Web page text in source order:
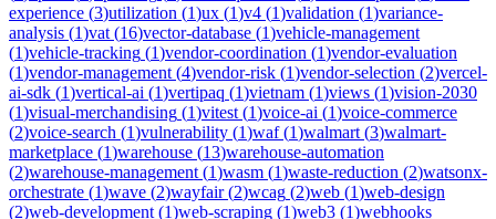
experience (3)utilization (1)ux (1)v4 (1)validation (1)variance-
analysis (1)vat (16)vector-database (1)vehicle-management
(1)vehicle-tracking (1)vendor-coordination (1)vendor-evaluation
(1)vendor-management (4)vendor-risk (1)vendor-selection (2)vercel-
ai-sdk (1)vertical-ai (1)vertipaq (1)vietnam (1)views (1)vision-2030
(1)visual-merchandising (1)vitest (1)voice-ai (1)voice-commerce
(2)voice-search (1)vulnerability (1)waf(1)walmart (3)walmart-
marketplace (1)warehouse (13)warehouse-automation
(2)warehouse-management (1)wasm (1)waste-reduction (2)watsonx-
orchestrate (1)wave (2)wayfair(2)wcag (2)web (1)web-design
(2)web-development (1)web-scraping (1)web3 (1)webhooks